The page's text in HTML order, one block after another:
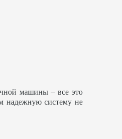
машины – все это
надежную систему не